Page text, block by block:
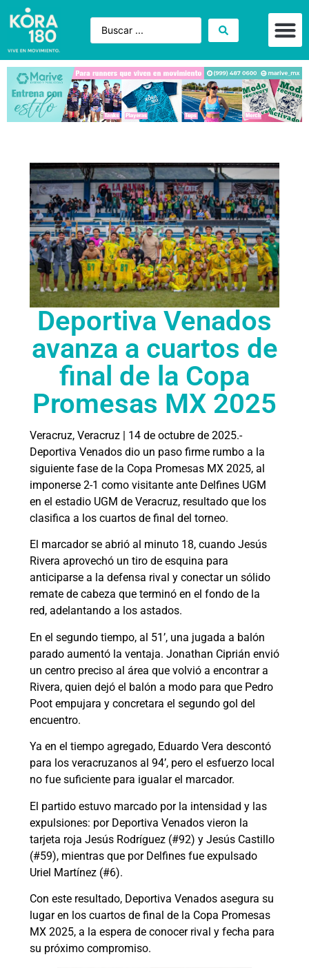
Deportiva Venados
avanza a cuartos de
final de la Copa
Promesas MX 2025
Veracruz, Veracruz | 14 de octubre de 2025.-
Deportiva Venados dio un paso firme rumbo a la
siguiente fase de la Copa Promesas MX 2025, al
imponerse 2-1 como visitante ante Delfines UGM
en el estadio UGM de Veracruz, resultado que los
clasifica a los cuartos de final del torneo.
El marcador se abrió al minuto 18, cuando Jesús
Rivera aprovechó un tiro de esquina para
anticiparse a la defensa rival y conectar un sólido
remate de cabeza que terminó en el fondo de la
red, adelantando a los astados.
En el segundo tiempo, al 51’, una jugada a balón
parado aumentó la ventaja. Jonathan Ciprián envió
un centro preciso al área que volvió a encontrar a
Rivera, quien dejó el balón a modo para que Pedro
Poot empujara y concretara el segundo gol del
encuentro.
Ya en el tiempo agregado, Eduardo Vera descontó
para los veracruzanos al 94’, pero el esfuerzo local
no fue suficiente para igualar el marcador.
El partido estuvo marcado por la intensidad y las
expulsiones: por Deportiva Venados vieron la
tarjeta roja Jesús Rodríguez (#92) y Jesús Castillo
(#59), mientras que por Delfines fue expulsado
Uriel Martínez (#6).
Con este resultado, Deportiva Venados asegura su
lugar en los cuartos de final de la Copa Promesas
MX 2025, a la espera de conocer rival y fecha para
su próximo compromiso.